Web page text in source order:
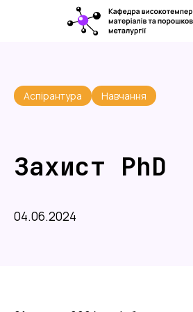
Аспірантура Навчання
Захист PhD
04.06.2024